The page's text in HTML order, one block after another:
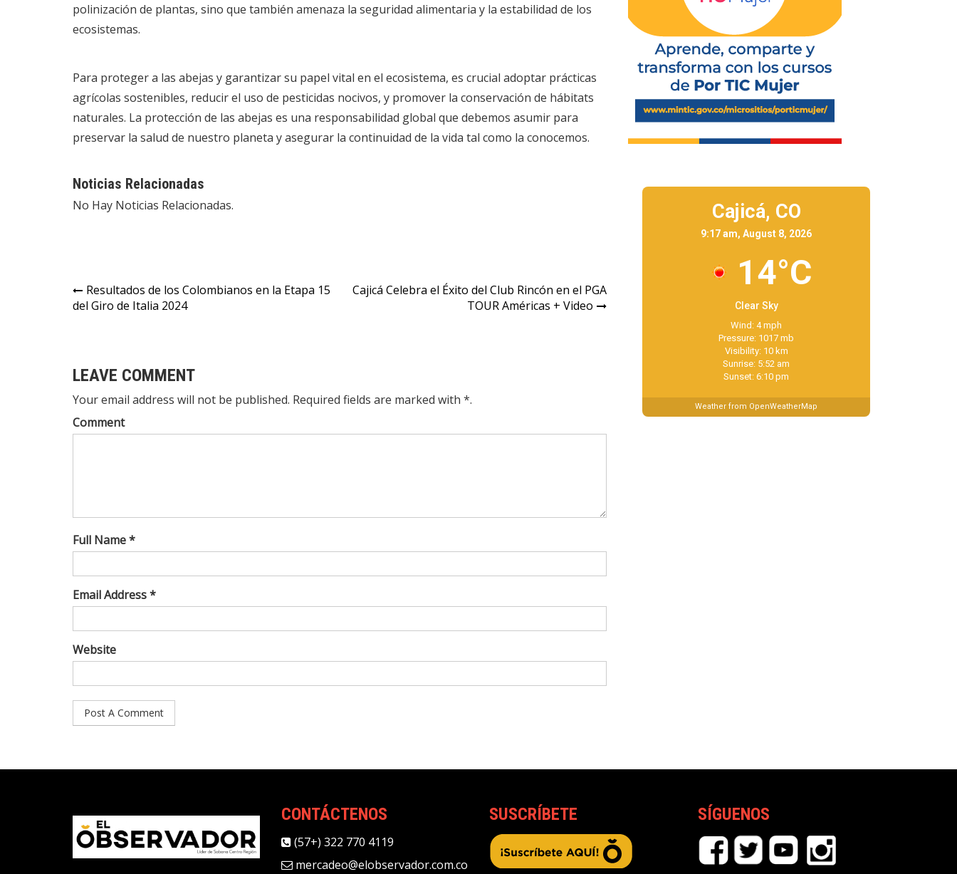
polinización de plantas, sino que también amenaza la seguridad alimentaria y la estabilidad de los
ecosistemas.
Para proteger a las abejas y garantizar su papel vital en el ecosistema, es crucial adoptar prácticas
agrícolas sostenibles, reducir el uso de pesticidas nocivos, y promover la conservación de hábitats
naturales. La protección de las abejas es una responsabilidad global que debemos asumir para
preservar la salud de nuestro planeta y asegurar la continuidad de la vida tal como la conocemos.
Noticias Relacionadas
No Hay Noticias Relacionadas.
Resultados de los Colombianos en la Etapa 15
del Giro de Italia 2024
Cajicá Celebra el Éxito del Club Rincón en el PGA
TOUR Américas + Video
LEAVE COMMENT
Your email address will not be published. Required fields are marked with *.
Comment
Full Name *
Email Address *
Website
Cajicá, CO
9:17 am, August 8, 2026
14°C
Clear Sky
Wind: 4 mph
Pressure: 1017 mb
Visibility: 10 km
Sunrise: 5:52 am
Sunset: 6:10 pm
Weather from OpenWeatherMap
CONTÁCTENOS
(57+) 322 770 4119
mercadeo@elobservador.com.co
SUSCRÍBETE SÍGUENOS